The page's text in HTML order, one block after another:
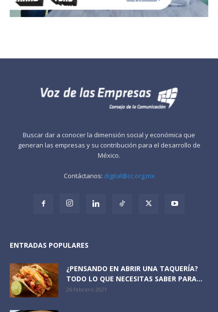
Buscar dar a conocer la dimensión social y económica que
generan las empresas y su contribución para el desarrollo de
México.
Contáctanos: digital@cc.org.mx
ENTRADAS POPULARES
¿PENSANDO EN ABRIR UNA TAQUERÍA?
TODO LO QUE NECESITAS SABER PARA...
26 febrero 2021